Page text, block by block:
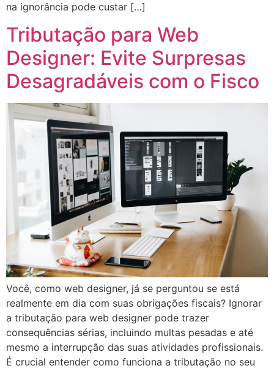
na ignorância pode custar […]
Tributação para Web
Designer: Evite Surpresas
Desagradáveis com o Fisco
Você, como web designer, já se perguntou se está
realmente em dia com suas obrigações fiscais? Ignorar
a tributação para web designer pode trazer
consequências sérias, incluindo multas pesadas e até
mesmo a interrupção das suas atividades profissionais.
É crucial entender como funciona a tributação no seu